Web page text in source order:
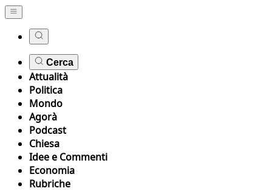
Cerca
Attualità
Politica
Mondo
Agorà
Podcast
Chiesa
Idee e Commenti
Economia
Rubriche